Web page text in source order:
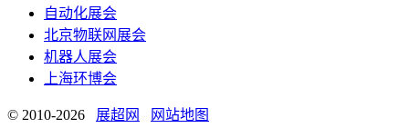
自动化展会
北京物联网展会
机器人展会
上海环博会
© 2010-2026 展超网 网站地图